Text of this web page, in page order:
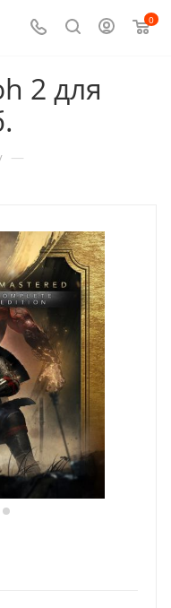
0
2 для
—